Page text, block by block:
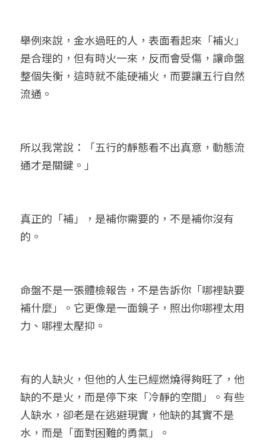
舉例來說，金水過旺的人，表面看起來「補火」
是合理的，但有時火一來，反而會受傷，讓命盤
整個失衡，這時就不能硬補火，而要讓五行自然
流通。
所以我常說：「五行的靜態看不出真意，動態流
通才是關鍵。」
真正的「補」，是補你需要的，不是補你沒有
的。
命盤不是一張體檢報告，不是告訴你「哪裡缺要
補什麼」。它更像是一面鏡子，照出你哪裡太用
力、哪裡太壓抑。
有的人缺火，但他的人生已經燃燒得夠旺了，他
缺的不是火，而是停下來「冷靜的空間」。有些
人缺水，卻老是在逃避現實，他缺的其實不是
水，而是「面對困難的勇氣」。